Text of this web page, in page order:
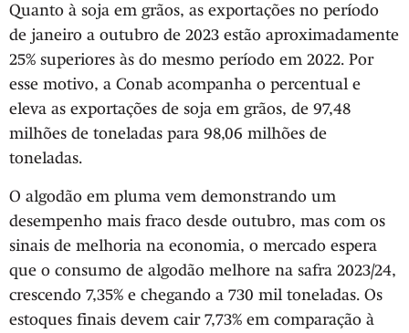
Quanto à soja em grãos, as exportações no período
de janeiro a outubro de 2023 estão aproximadamente
25% superiores às do mesmo período em 2022. Por
esse motivo, a Conab acompanha o percentual e
eleva as exportações de soja em grãos, de 97,48
milhões de toneladas para 98,06 milhões de
toneladas.
O algodão em pluma vem demonstrando um
desempenho mais fraco desde outubro, mas com os
sinais de melhoria na economia, o mercado espera
que o consumo de algodão melhore na safra 2023/24,
crescendo 7,35% e chegando a 730 mil toneladas. Os
estoques finais devem cair 7,73% em comparação à